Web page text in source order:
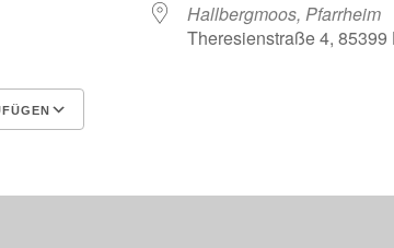
Hallbergmoos, Pfarrheim
Theresienstraße 4,